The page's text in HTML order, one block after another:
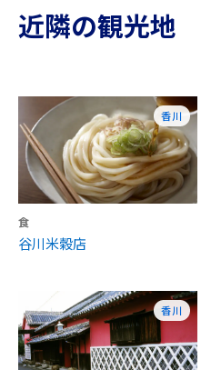
近隣の観光地
香川
食
谷川米穀店
香川